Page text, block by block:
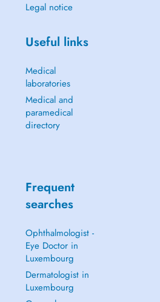
- orthopedics / traumatology
- sports physiotherapy
- postural rehabilitation
- post-operative rehabilitation
- respiratory physiotherapy
- pediatrics
- urogynecology
- cupping therapy
spacious parking area.
Bus stop Kesseler right in front of the
Bus lines: 8, 11, 16, 802, 811, 812, 822
Equipment & facilities
Ultrasound, pressotherapy,
proprioception equipment & more
Legal notice
Useful links
Medical
laboratories
Medical and
paramedical
directory
Frequent
searches
Ophthalmologist -
Eye Doctor in
Luxembourg
Dermatologist in
Luxembourg